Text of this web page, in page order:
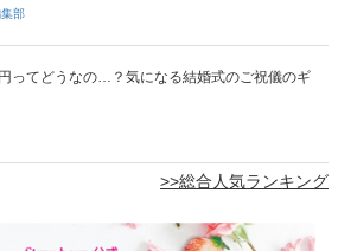
部
ってどうなの…？気になる結婚式のご祝儀のギ
>>総合人気ランキング